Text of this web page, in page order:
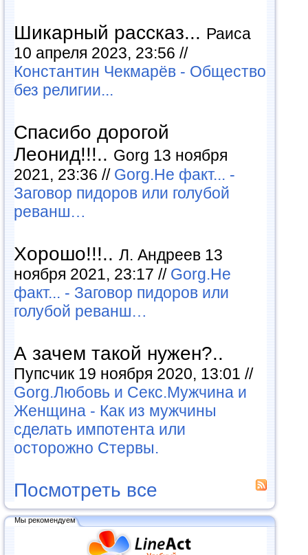
Шикарный рассказ... Раиса
10 апреля 2023, 23:56 //
Константин Чекмарёв - Общество
без религии...
Спасибо дорогой
Леонид!!!.. Gorg 13 ноября
2021, 23:36 // Gorg.Не факт... -
Заговор пидоров или голубой
реванш…
Хорошо!!!.. Л. Андреев 13
ноября 2021, 23:17 // Gorg.Не
факт... - Заговор пидоров или
голубой реванш…
А зачем такой нужен?..
Пупсчик 19 ноября 2020, 13:01 //
Gorg.Любовь и Секс.Мужчина и
Женщина - Как из мужчины
сделать импотента или
осторожно Стервы.
Посмотреть все
Мы рекомендуем